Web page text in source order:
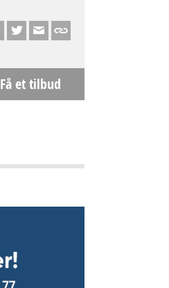
Få et tilbud